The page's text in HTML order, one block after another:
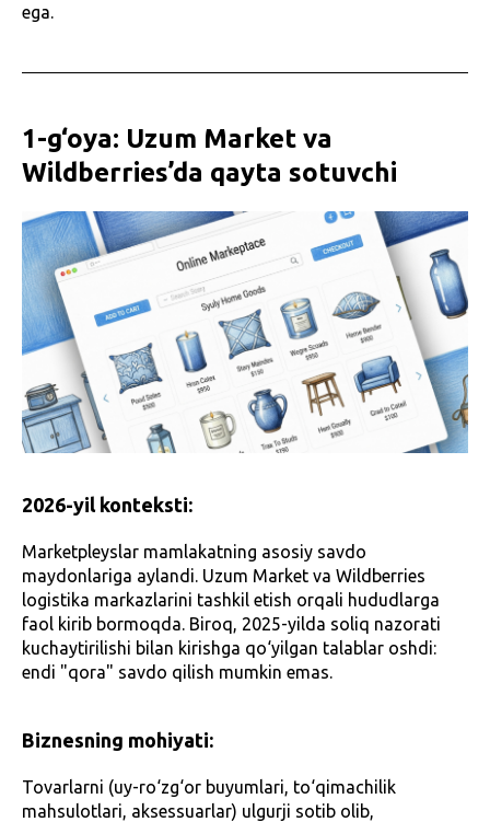
ega.
1-g‘oya: Uzum Market va
Wildberries’da qayta sotuvchi
2026-yil konteksti:
Marketpleyslar mamlakatning asosiy savdo
maydonlariga aylandi. Uzum Market va Wildberries
logistika markazlarini tashkil etish orqali hududlarga
faol kirib bormoqda. Biroq, 2025-yilda soliq nazorati
kuchaytirilishi bilan kirishga qo‘yilgan talablar oshdi:
endi "qora" savdo qilish mumkin emas.
Biznesning mohiyati:
Tovarlarni (uy-ro‘zg‘or buyumlari, to‘qimachilik
mahsulotlari, aksessuarlar) ulgurji sotib olib,